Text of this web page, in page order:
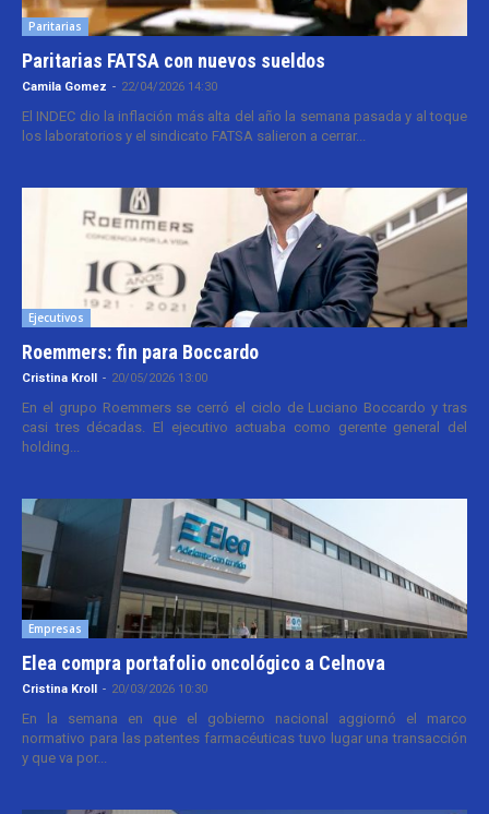
Paritarias
Paritarias FATSA con nuevos sueldos
Camila Gomez - 22/04/2026 14:30
El INDEC dio la inflación más alta del año la semana pasada y al toque
los laboratorios y el sindicato FATSA salieron a cerrar...
Ejecutivos
Roemmers: fin para Boccardo
Cristina Kroll - 20/05/2026 13:00
En el grupo Roemmers se cerró el ciclo de Luciano Boccardo y tras
casi tres décadas. El ejecutivo actuaba como gerente general del
holding...
Empresas
Elea compra portafolio oncológico a Celnova
Cristina Kroll - 20/03/2026 10:30
En la semana en que el gobierno nacional aggiornó el marco
normativo para las patentes farmacéuticas tuvo lugar una transacción
y que va por...